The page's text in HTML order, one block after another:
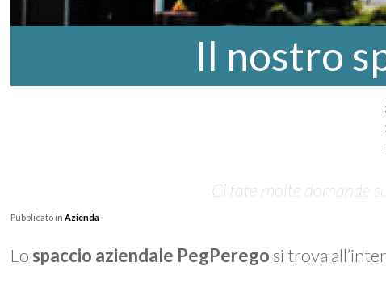
Il nostro
Ci fate molte domande
Pubblicato inAzienda
Lo spaccio aziendale PegPerego si trova